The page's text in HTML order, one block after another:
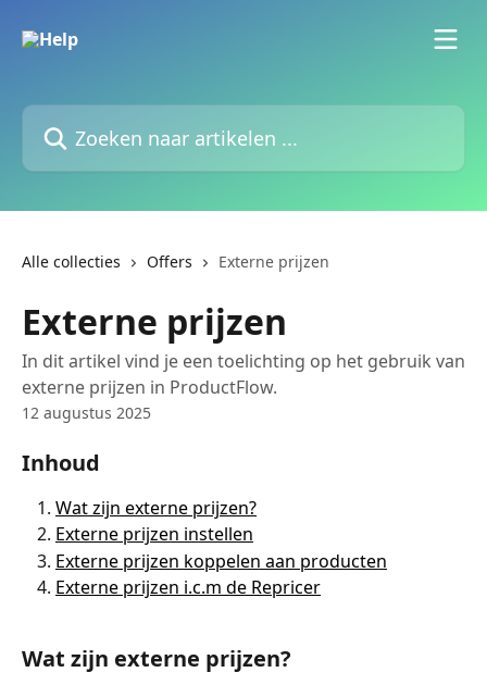
Zoeken naar artikelen ...
Alle collecties Offers Externe prijzen
Externe prijzen
In dit artikel vind je een toelichting op het gebruik van
externe prijzen in ProductFlow.
12 augustus 2025
Inhoud
Wat zijn externe prijzen?
Externe prijzen instellen
Externe prijzen koppelen aan producten
Externe prijzen i.c.m de Repricer
Wat zijn externe prijzen?